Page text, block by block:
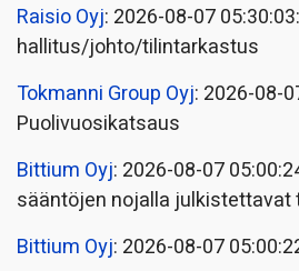
Raisio Oyj: 2026-08-07
hallitus/johto/tilintarkastus
Tokmanni Group Oyj: 2026-08-
Puolivuosikatsaus
Bittium Oyj: 2026-08-07
sääntöjen nojalla julkistettavat
Bittium Oyj: 2026-08-07